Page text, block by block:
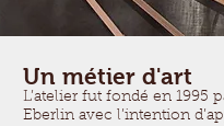
Un métier d'art
L’atelier fut fondé en 1995
Eberlin avec l’intention